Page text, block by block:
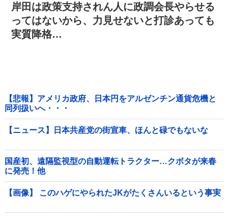
岸田は政策支持されん人に政調会長やらせる
ってはないから、力見せないと打診あっても
実質降格…
【悲報】アメリカ政府、日本円をアルゼンチン通貨危機と
同列扱いへ・・・
【ニュース】日本共産党の街宣車、ほんと碌でもないな
国産初、遠隔監視型の自動運転トラクター…クボタが来春
に発売！他
【画像】 このハゲにやられたJKがたくさんいるという事実